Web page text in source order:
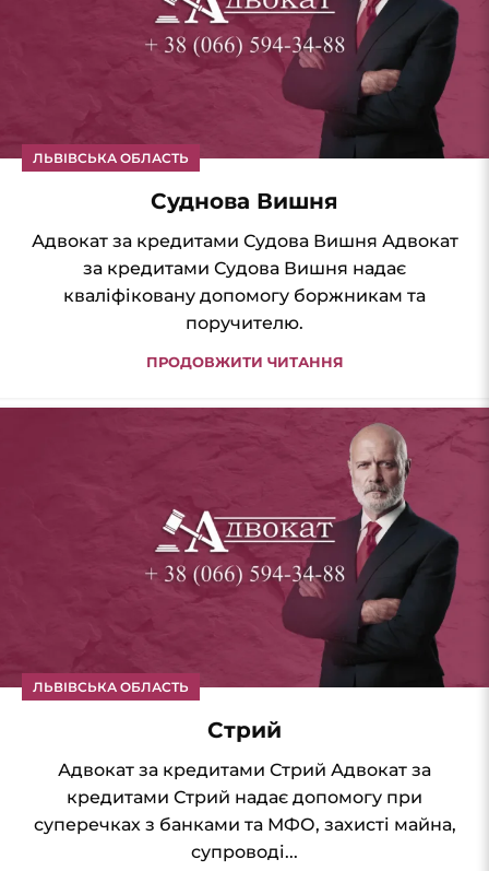
ЛЬВІВСЬКА ОБЛАСТЬ
Суднова Вишня
Адвокат за кредитами Судова Вишня Адвокат
за кредитами Судова Вишня надає
кваліфіковану допомогу боржникам та
поручителю.
ПРОДОВЖИТИ ЧИТАННЯ
ЛЬВІВСЬКА ОБЛАСТЬ
Стрий
Адвокат за кредитами Стрий Адвокат за
кредитами Стрий надає допомогу при
суперечках з банками та МФО, захисті майна,
супроводі...